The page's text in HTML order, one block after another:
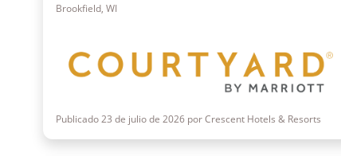
Brookfield, WI
Publicado 23 de julio de 2026 por Crescent Hotels & Resorts